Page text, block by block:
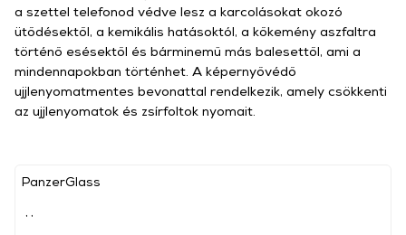
PanzerGlass
a szettel telefonod védve lesz a karcolásokat okozó
ütődésektől, a kemikális hatásoktól, a kőkemény aszfaltra
történő esésektől és bárminemű más balesettől, ami a
mindennapokban történhet. A képernyővédő
ujjlenyomatmentes bevonattal rendelkezik, amely csökkenti
az ujjlenyomatok és zsírfoltok nyomait.